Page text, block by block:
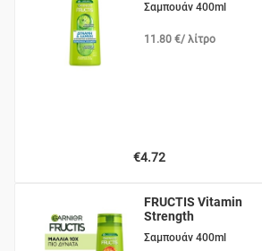
Σαμπουάν 400ml
11.80 €/ λίτρο
€4.72
FRUCTIS Vitamin
Strength
Σαμπουάν 400ml